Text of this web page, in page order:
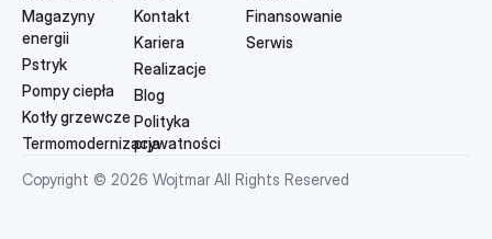
Magazyny
energii
Pstryk
Pompy ciepła
Kotły grzewcze
Termomodernizacja
Kontakt
Kariera
Realizacje
Blog
Polityka
prywatności
Finansowanie
Serwis
Copyright © 2026 Wojtmar All Rights Reserved